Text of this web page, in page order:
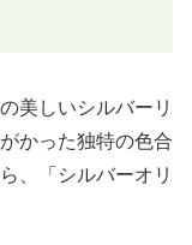
美しいシルバーリ
かった独特の色合
、「シルバーオリ